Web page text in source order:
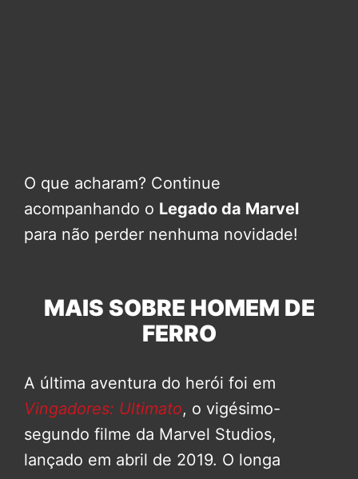
O que acharam? Continue
acompanhando o Legado da Marvel
para não perder nenhuma novidade!
MAIS SOBRE HOMEM DE
FERRO
A última aventura do herói foi em
Vingadores: Ultimato, o vigésimo-
segundo filme da Marvel Studios,
lançado em abril de 2019. O longa